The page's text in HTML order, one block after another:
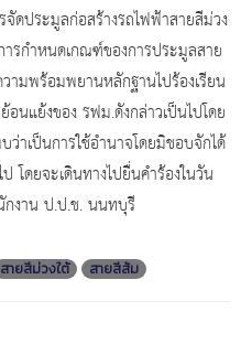
ดประมูลก่อสร้างรถไฟฟ้าสายสีม่วง
รกำหนดเกณฑ์ของการประมูลสาย
ามพร้อมพยานหลักฐานไปร้องเรียน
นแย้งของ รฟม.ดังกล่าวเป็นไปโดย
าเป็นการใช้อำนาจโดยมิชอบจักได้
โดยจะเดินทางไปยื่นคำร้องในวัน
งาน ป.ป.ช. นนทบุรี
สายสีม่วงใต้ สายสีส้ม